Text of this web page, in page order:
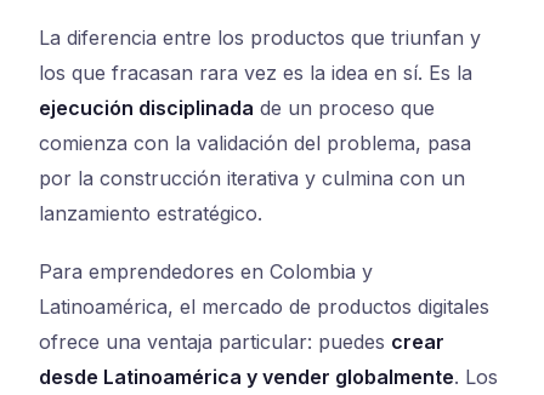
La diferencia entre los productos que triunfan y
los que fracasan rara vez es la idea en sí. Es la
ejecución disciplinada de un proceso que
comienza con la validación del problema, pasa
por la construcción iterativa y culmina con un
lanzamiento estratégico.
Para emprendedores en Colombia y
Latinoamérica, el mercado de productos digitales
ofrece una ventaja particular: puedes crear
desde Latinoamérica y vender globalmente. Los